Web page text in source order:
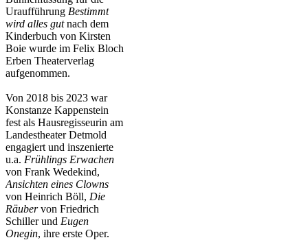
Uraufführung Bestimmt
wird alles gutnach dem
Kinderbuch von Kirsten
Boie wurde im Felix Bloch
Erben Theaterverlag
aufgenommen.
Von 2018 bis 2023 war
Konstanze Kappenstein
fest als Hausregisseurin am
Landestheater Detmold
engagiert und inszenierte
u.a. Frühlings Erwachen
von Frank Wedekind,
Ansichten eines Clowns
von Heinrich Böll, Die
Räubervon Friedrich
Schiller und Eugen
Onegin, ihre erste Oper.